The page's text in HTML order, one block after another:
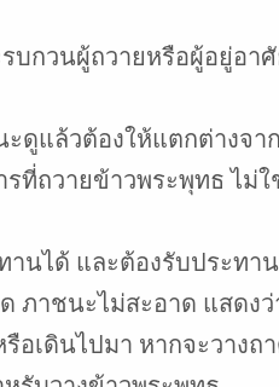
บกวนผู้ถวายหรือผู้อยู่อา
แล้วต้องให้แตกต่างจา
ที่ถวายข้าวพระพุทธ ไ
านได้ และต้องรับประทา
ภาชนะไม่สะอาด แสดง
เดินไปมา หากจะวาง